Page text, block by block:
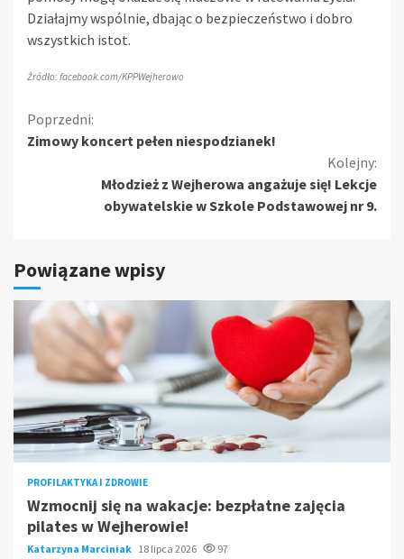
Działajmy wspólnie, dbając o bezpieczeństwo i dobro
wszystkich istot.
Źródło: facebook.com/KPPWejherowo
Kontynuuj
czytanie
Poprzedni:
Zimowy koncert pełen niespodzianek!
Kolejny:
Młodzież z Wejherowa angażuje się! Lekcje
obywatelskie w Szkole Podstawowej nr 9.
Powiązane wpisy
PROFILAKTYKA I ZDROWIE
Wzmocnij się na wakacje: bezpłatne zajęcia
pilates w Wejherowie!
Katarzyna Marciniak 18 lipca 2026 97